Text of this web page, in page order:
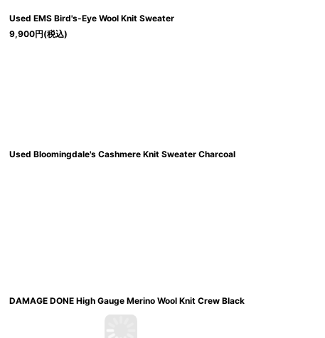
Used EMS Bird's-Eye Wool Knit Sweater
9,900円(税込)
Used Bloomingdale's Cashmere Knit Sweater Charcoal
DAMAGE DONE High Gauge Merino Wool Knit Crew Black